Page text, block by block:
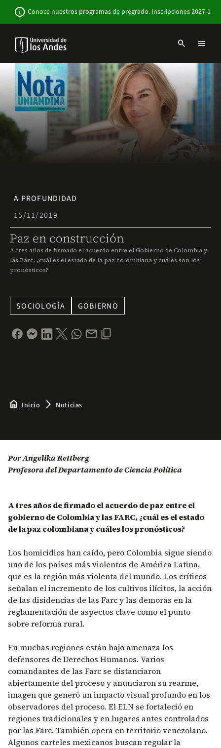
contenido
info Conoce nuestros programas de pregrado. Inscripciones 2027-1
Navbar
Sitio
Institucional
search menu
A PROFUNDIDAD
15/11/2019
Paz en construcción
A tres años de firmado el acuerdo entre el Gobierno de Colombia y
las Farc, ¿cuál es el estado de la paz colombiana y cuáles son los
pronósticos?
SOCIOLOGÍA GOBIERNO
home Inicio arrow_forward_ios Noticias
Por Angelika Rettberg
Profesora del Departamento de Ciencia Política
A tres años de firmado el acuerdo de paz entre el
gobierno de Colombia y las FARC, ¿cuál es el estado
de la paz colombiana y cuáles los pronósticos?
Los homicidios han caído, pero Colombia sigue siendo
uno de los países más violentos de América Latina,
que es la región más violenta del mundo. Los críticos
señalan el incremento de los cultivos ilícitos, la acción
de las disidencias de las Farc y las demoras en la
reglamentación de aspectos clave como el punto
sobre reforma rural.
En muchas regiones están bajo amenaza los
defensores de Derechos Humanos. Varios
comandantes de las Farc se distanciaron
abiertamente del proceso y anunciaron su rearme,
imagen que generó un impacto visual profundo en los
observadores del proceso. El ELN se fortaleció en
regiones tradicionales y en lugares antes controlados
por las Farc. También opera en territorio venezolano.
Algunos carteles mexicanos buscan regular la